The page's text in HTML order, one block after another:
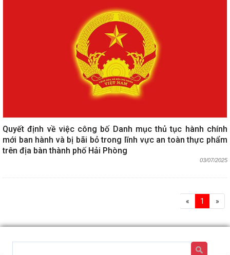
Quyết định về việc công bố Danh mục thủ tục hành chính
mới ban hành và bị bãi bỏ trong lĩnh vực an toàn thực phẩm
trên địa bàn thành phố Hải Phòng
03/07/2025
« 1 »